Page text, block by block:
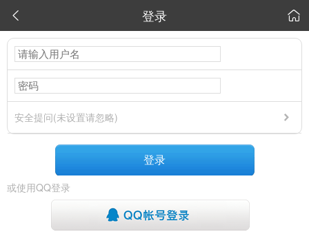
 登录 
安全提问(未设置请忽略)
登录
或使用QQ登录